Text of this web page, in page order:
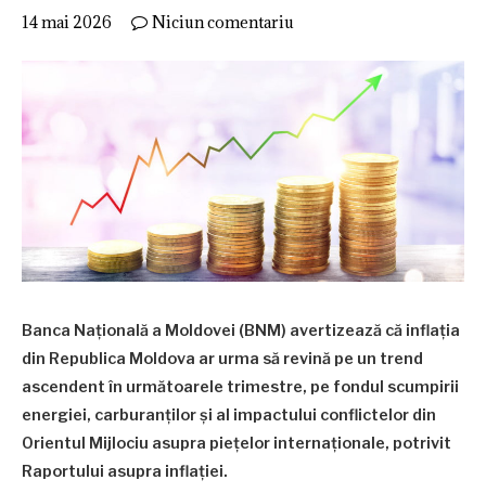
14 mai 2026 Niciun comentariu
Banca Națională a Moldovei (BNM) avertizează că inflația
din Republica Moldova ar urma să revină pe un trend
ascendent în următoarele trimestre, pe fondul scumpirii
energiei, carburanților și al impactului conflictelor din
Orientul Mijlociu asupra piețelor internaționale, potrivit
Raportului asupra inflației.